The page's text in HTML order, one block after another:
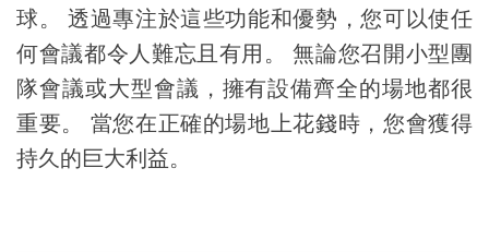
球。 透過專注於這些功能和優勢，您可以使任
何會議都令人難忘且有用。 無論您召開小型團
隊會議或大型會議，擁有設備齊全的場地都很
重要。 當您在正確的場地上花錢時，您會獲得
持久的巨大利益。